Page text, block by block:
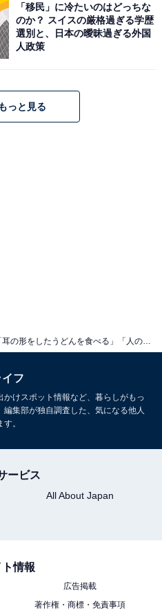
年始の習慣は何ですか？ 自
人から驚かれることもある
周りの人と話してみてはい
し営業」「しめ縄を一年中
始の習慣は？ 【近畿編】
餅つきの後に餅まきをす
の習慣は？ 【中国・四国
「移民」に冷たいのはどっちな
のか？ スイスの厳格過ぎる学歴
選別と、日本の曖昧過ぎる外国
人政策
っと見る
イフ
けスポット情報など、暮らしがもっ
集部が独自調査した、気になる他人
。
ービス
All About Japan
情報
広告掲載
著作権・商標・免責事項